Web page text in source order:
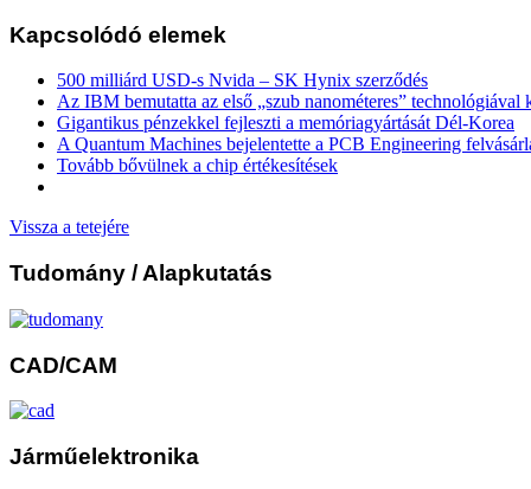
Kapcsolódó elemek
500 milliárd USD-s Nvida – SK Hynix szerződés
Az IBM bemutatta az első „szub nanométeres” technológiával
Gigantikus pénzekkel fejleszti a memóriagyártását Dél-Korea
A Quantum Machines bejelentette a PCB Engineering
Tovább bővülnek a chip értékesítések
Vissza a tetejére
Tudomány / Alapkutatás
CAD/CAM
Járműelektronika